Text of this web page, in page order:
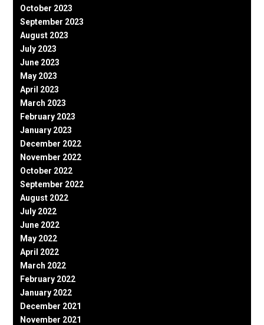
October 2023
September 2023
August 2023
July 2023
June 2023
May 2023
April 2023
March 2023
February 2023
January 2023
December 2022
November 2022
October 2022
September 2022
August 2022
July 2022
June 2022
May 2022
April 2022
March 2022
February 2022
January 2022
December 2021
November 2021